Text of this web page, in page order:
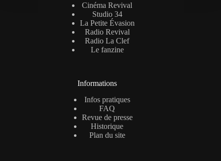
Cinéma Revival
Studio 34
La Petite Évasion
Radio Revival
Radio La Clef
Le fanzine
Informations
Infos pratiques
FAQ
Revue de presse
Historique
Plan du site